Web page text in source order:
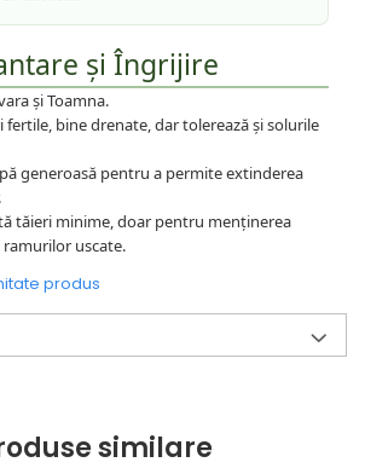
și Îngrijire
și Toamna.
fertile, bine drenate, dar tolerează și solurile
generoasă pentru a permite extinderea
tăieri minime, doar pentru menținerea
uscate.
produs
similare